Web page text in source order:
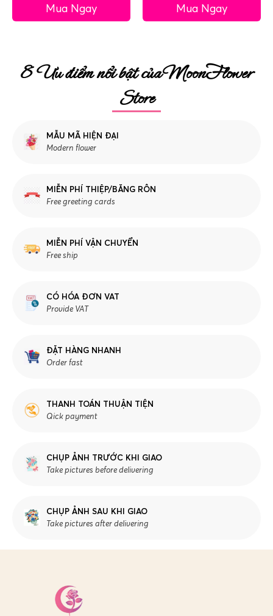
Mua Ngay Mua Ngay
8 Ưu điểm nổi bật của MoonFlower
Store
MẪU MÃ HIỆN ĐẠI
Modern flower
MIỄN PHÍ THIỆP/BĂNG RÔN
Free greeting cards
MIỄN PHÍ VẬN CHUYỂN
Free ship
CÓ HÓA ĐƠN VAT
Provide VAT
ĐẶT HÀNG NHANH
Order fast
THANH TOÁN THUẬN TIỆN
Qick payment
CHỤP ẢNH TRƯỚC KHI GIAO
Take pictures before delivering
CHỤP ẢNH SAU KHI GIAO
Take pictures after delivering